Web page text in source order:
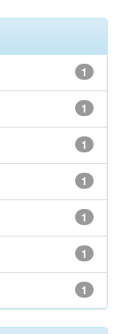
1
1
1
1
1
1
1